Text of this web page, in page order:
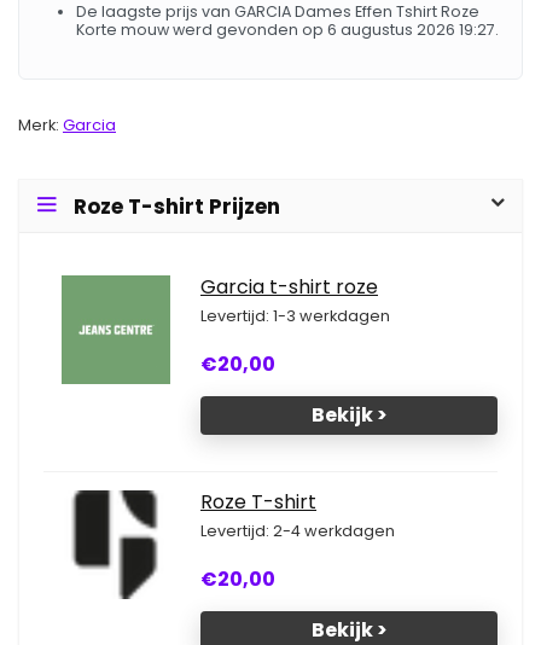
De laagste prijs van GARCIA Dames Effen Tshirt Roze
Korte mouw werd gevonden op 6 augustus 2026 19:27.
Merk: Garcia
Roze T-shirt Prijzen
Garcia t-shirt roze
Levertijd: 1-3 werkdagen
€20,00
Bekijk >
Roze T-shirt
Levertijd: 2-4 werkdagen
€20,00
Bekijk >